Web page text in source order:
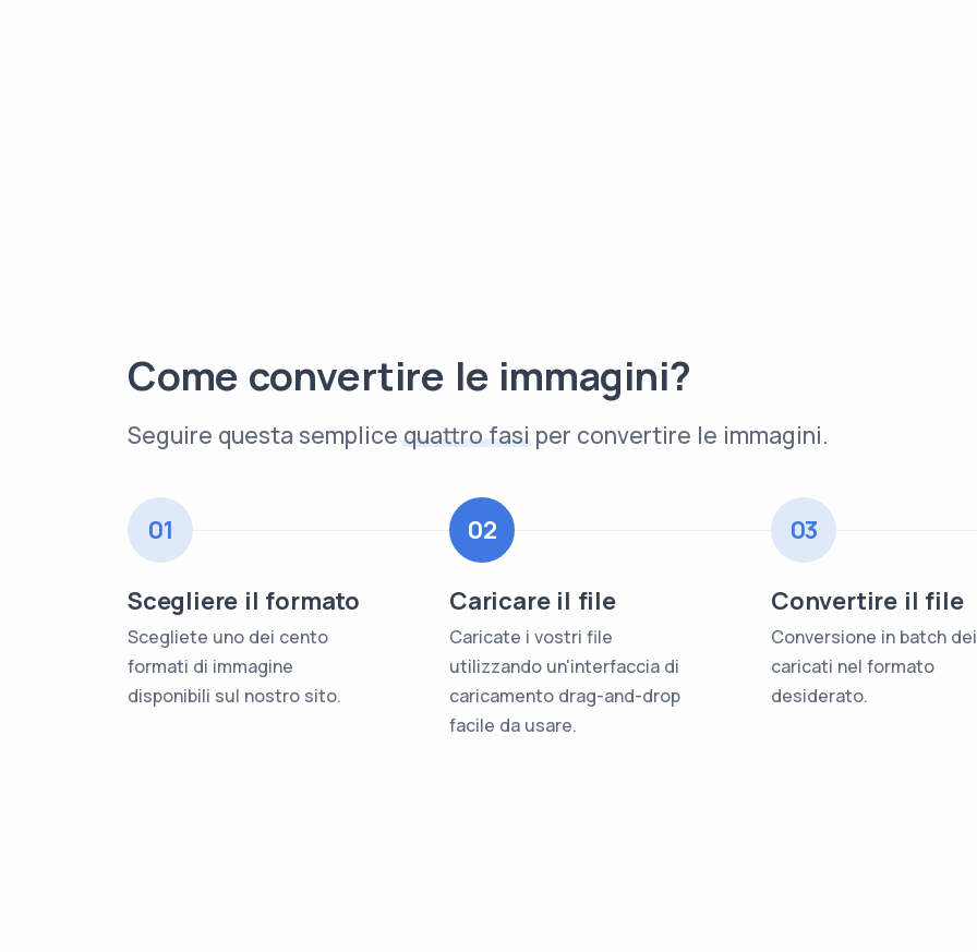
Come convertire le immagini?
Seguire questa semplicequattro fasi per convertire le immagini.
01
Scegliere il formato
Scegliete uno dei cento
formati di immagine
disponibili sul nostro sito.
02
Caricare il file
Caricate i vostri file
utilizzando un'interfaccia di
caricamento drag-and-drop
facile da usare.
03
Convertire il file
Conversione in batch
caricati nel formato
desiderato.